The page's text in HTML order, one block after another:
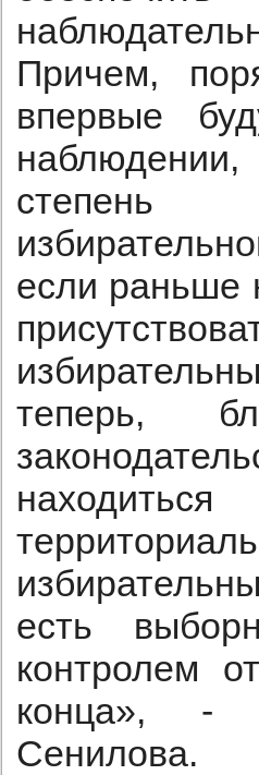
Причем,
впервые
если раньше
теперь,
есть
контролем
конца», -
Сенилова.